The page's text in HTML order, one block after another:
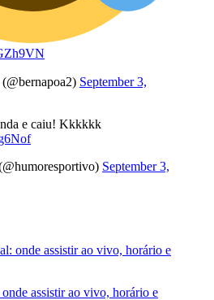
September 3,
e caiu! Kkkkkk
September 3,
assistir ao vivo, horário e